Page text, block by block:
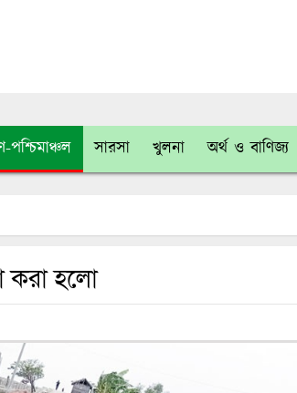
পশ্চিমাঞ্চল সারসা খুলনা অর্থ ও বাণিজ্য
করা হলো